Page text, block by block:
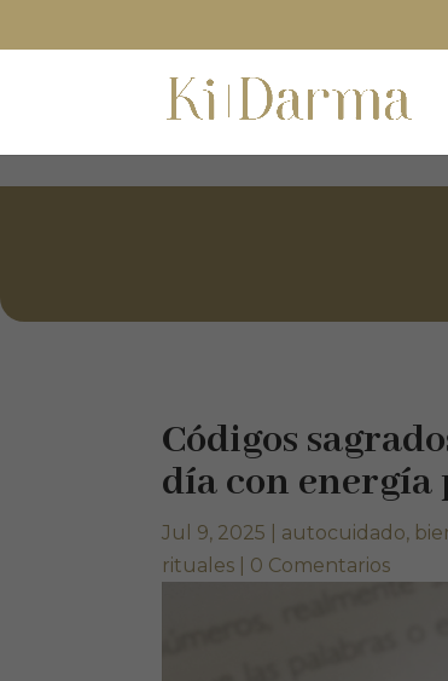
Códigos
día con energía
Jul 9, 2025 autocuidado,
rituales
0 Comentarios